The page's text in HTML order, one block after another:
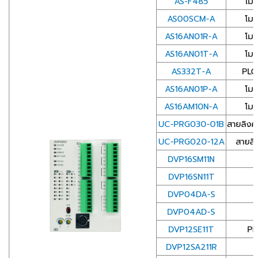
AS00SCM-A
โมดู
AS16AN01R-A
โมดู
AS16AN01T-A
โมดู
AS332T-A
PLC
AS16AN01P-A
โมดู
AS16AM10N-A
โมดู
UC-PRG030-01B สายลิงค์
UC-PRG020-12A
สายลิ
DVP16SM11N
DVP16SN11T
DVP04DA-S
DVP04AD-S
DVP12SE11T
DVP12SA211R